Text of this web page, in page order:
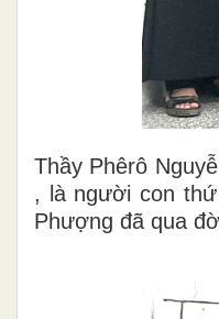
Thầy Phêrô
, là người con
Phượng đã qua